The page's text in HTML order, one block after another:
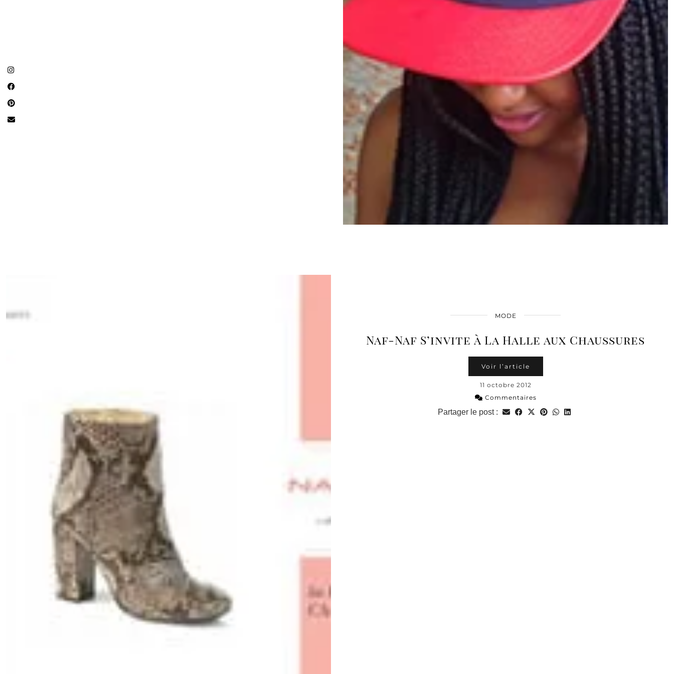
MODE
Naf-Naf S’invite à La Halle aux Chaussures
Voir l’article
11 octobre 2012
Commentaires
Partager le post :